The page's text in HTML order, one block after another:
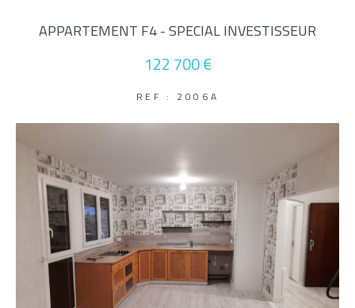
APPARTEMENT F4 - SPECIAL INVESTISSEUR
122 700 €
REF : 2006A
Terrasse
FILTRER PAR
Coups De Coeur Exclusivités Nouveautés
RECHERCHER